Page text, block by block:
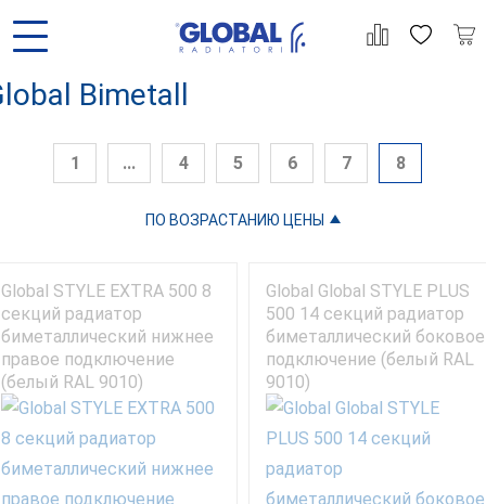
Bimetall
1 ... 4 5 6 7 8
ПО ВОЗРАСТАНИЮ ЦЕНЫ
Global STYLE EXTRA 500 8
секций радиатор
биметаллический нижнее
правое подключение
(белый RAL 9010)
Global Global STYLE PLUS
500 14 секций радиатор
биметаллический боковое
подключение (белый RAL
9010)